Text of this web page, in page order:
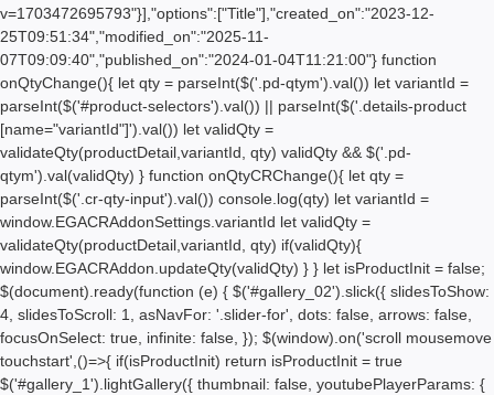
v=1703472695793"}],"options":["Title"],"created_on":"2023-12-
25T09:51:34","modified_on":"2025-11-
07T09:09:40","published_on":"2024-01-04T11:21:00"} function
onQtyChange(){ let qty = parseInt($('.pd-qtym').val()) let variantId =
parseInt($('#product-selectors').val()) || parseInt($('.details-product
[name="variantId"]').val()) let validQty =
validateQty(productDetail,variantId, qty) validQty && $('.pd-
qtym').val(validQty) } function onQtyCRChange(){ let qty =
parseInt($('.cr-qty-input').val()) console.log(qty) let variantId =
window.EGACRAddonSettings.variantId let validQty =
validateQty(productDetail,variantId, qty) if(validQty){
window.EGACRAddon.updateQty(validQty) } } let isProductInit = false;
$(document).ready(function (e) { $('#gallery_02').slick({ slidesToShow:
4, slidesToScroll: 1, asNavFor: '.slider-for', dots: false, arrows: false,
focusOnSelect: true, infinite: false, }); $(window).on('scroll mousemove
touchstart',()=>{ if(isProductInit) return isProductInit = true
$('#gallery_1').lightGallery({ thumbnail: false, youtubePlayerParams: {